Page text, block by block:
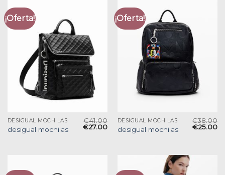
¡Oferta!
DESIGUAL MOCHILAS
desigual mochilas
€41.00
€27.00
¡Oferta!
DESIGUAL MOCHILAS
desigual mochilas
€38.00
€25.00